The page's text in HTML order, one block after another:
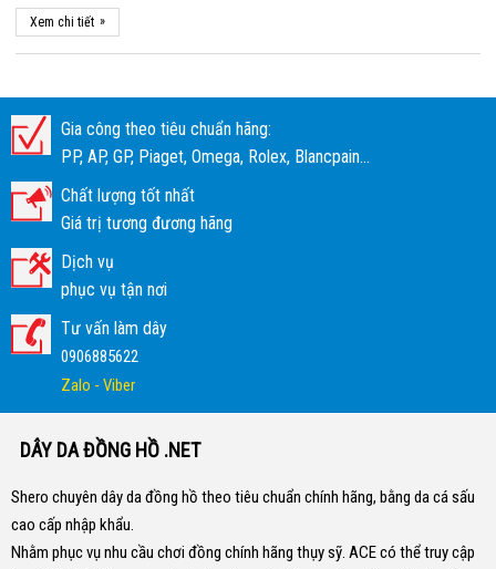
Xem chi tiết »
Gia công theo tiêu chuẩn hãng:
PP, AP, GP, Piaget, Omega, Rolex, Blancpain...
Chất lượng tốt nhất
Giá trị tương đương hãng
Dịch vụ
phục vụ tận nơi
Tư vấn làm dây
0906885622
Zalo - Viber
DÂY DA ĐỒNG HỒ .NET
Shero chuyên dây da đồng hồ theo tiêu chuẩn chính hãng, bằng da cá sấu
cao cấp nhập khẩu.
Nhằm phục vụ nhu cầu chơi đồng chính hãng thụy sỹ. ACE có thể truy cập